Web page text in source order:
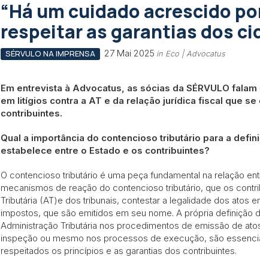
“Há um cuidado acrescido
respeitar as garantias dos
SÉRVULO NA IMPRENSA 27 Mai 2025 in Eco | Advocatus
Em entrevista à Advocatus, as sócias da SÉRVULO
em litígios contra a AT e da relação jurídica fiscal que
contribuintes.
Qual a importância do contencioso tributário para a
estabelece entre o Estado e os contribuintes?
O contencioso tributário é uma peça fundamental na relação
mecanismos de reação do contencioso tributário, que os
Tributária (AT)e dos tribunais, contestar a legalidade dos atos
impostos, que são emitidos em seu nome. A própria definição
Administração Tributária nos procedimentos de emissão de
inspeção ou mesmo nos processos de execução, são
respeitados os princípios e as garantias dos contribuintes.